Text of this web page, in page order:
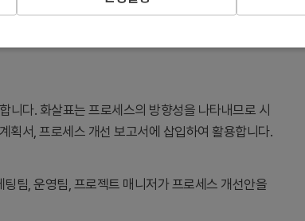
시각화하는 데 사용됩니다. 각 노드의 아이콘과 텍
니다. 화살표는 프로세스의 방향성을 나타내므로 시
획서, 프로세스 개선 보고서에 삽입하여 활용합니다.
팀, 운영팀, 프로젝트 매니저가 프로세스 개선안을